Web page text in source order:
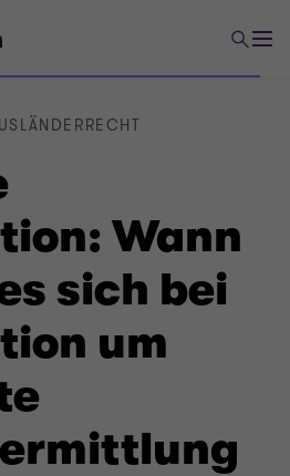
Wann
sich bei
um